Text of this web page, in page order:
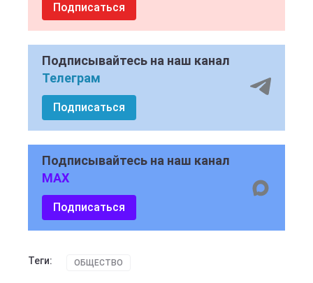
Подписаться
Подписывайтесь на наш канал
Телеграм
Подписаться
Подписывайтесь на наш канал
MAX
Подписаться
Теги: ОБЩЕСТВО